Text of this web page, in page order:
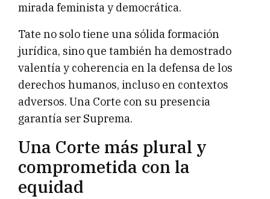
mirada feminista y democrática.
Tate no solo tiene una sólida formación
jurídica, sino que también ha demostrado
valentía y coherencia en la defensa de los
derechos humanos, incluso en contextos
adversos. Una Corte con su presencia
garantía ser Suprema.
Una Corte más plural y
comprometida con la
equidad